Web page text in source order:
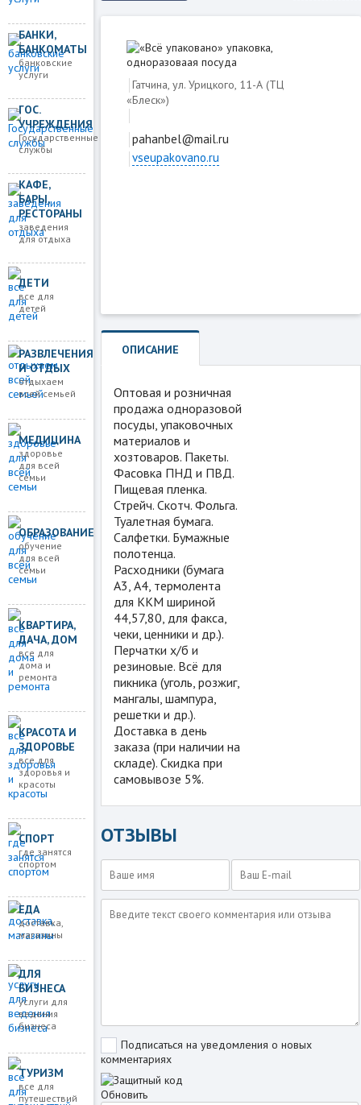
БАНКИ,
БАНКОМАТЫ
банковские
услуги
ГОС.
УЧРЕЖДЕНИЯ
Государственные
службы
КАФЕ,
БАРЫ,
РЕСТОРАНЫ
заведения
для отдыха
ДЕТИ
все для
детей
РАЗВЛЕЧЕНИЯ
И ОТДЫХ
отдыхаем
всей семьей
МЕДИЦИНА
здоровье
для всей
семьи
ОБРАЗОВАНИЕ
обучение
для всей
семьи
КВАРТИРА,
ДАЧА, ДОМ
все для
дома и
ремонта
КРАСОТА И
ЗДОРОВЬЕ
все для
здоровья и
красоты
СПОРТ
где занятся
спортом
ЕДА
доставка,
магазины
ДЛЯ
БИЗНЕСА
услуги для
ведения
бизнеса
ТУРИЗМ
все для
путешествий
Гатчина, ул. Урицкого, 11-А (ТЦ
«Блеск»)
pahanbel@mail.ru
vseupakovano.ru
ОПИСАНИЕ
Оптовая и розничная
продажа одноразовой
посуды, упаковочных
материалов и
хозтоваров. Пакеты.
Фасовка ПНД и ПВД.
Пищевая пленка.
Стрейч. Скотч. Фольга.
Туалетная бумага.
Салфетки. Бумажные
полотенца.
Расходники (бумага
А3, А4, термолента
для ККМ шириной
44,57,80, для факса,
чеки, ценники и др.).
Перчатки х/б и
резиновые. Всё для
пикника (уголь, розжиг,
мангалы, шампура,
решетки и др.).
Доставка в день
заказа (при наличии на
складе). Скидка при
самовывозе 5%.
ОТЗЫВЫ
Подписаться на уведомления о новых
комментариях
Обновить